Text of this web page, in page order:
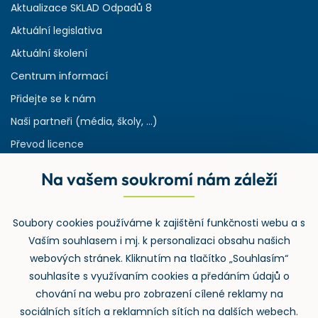
Aktualizace SKLAD Odpadů 8
Aktuální legislativa
Aktuální školení
Centrum informací
Přidejte se k nám
Naši partneři (média, školy, ...)
Převod licence
Rejstřík používaných zkratek v odpadech
Zpětný odběr
Na vašem soukromí nám záleží
Soubory cookies používáme k zajištění funkčnosti webu a s
Vaším souhlasem i mj. k personalizaci obsahu našich
webových stránek. Kliknutím na tlačítko „Souhlasím“
souhlasíte s využívaním cookies a předáním údajů o
chování na webu pro zobrazení cílené reklamy na
sociálních sítích a reklamních sítích na dalších webech.